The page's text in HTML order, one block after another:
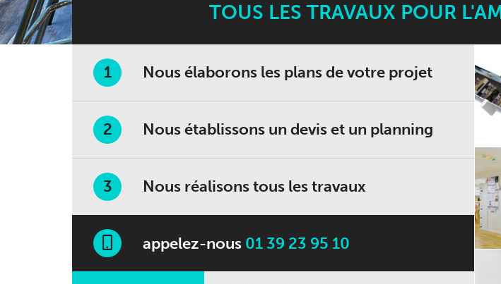
TOUS LES TRAVAUX POUR
Nous élaborons les plans de votre projet
Nous établissons un devis et un planning
Nous réalisons tous les travaux
appelez-nous 01 39 23 95 10